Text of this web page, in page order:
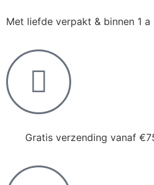
Met liefde verpakt & binnen 1
Gratis verzending vanaf